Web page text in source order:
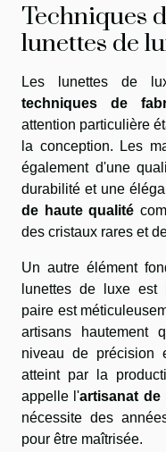
Techniques
lunettes de
Les lunettes de
techniques de
attention particulière
la conception. Les
également d'une
durabilité et une
de haute qualité
des cristaux rares et
Un autre élément
lunettes de luxe est
paire est
artisans hautement
niveau de
atteint par la
appelle l'artisanat de
nécessite des
pour être maîtrisée.